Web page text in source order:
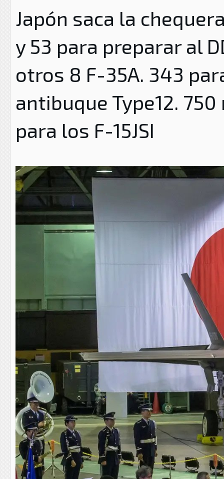
Japón saca la
y 53 para preparar al
otros 8 F-35A. 343
antibuque Type12.
para los F-15JSI